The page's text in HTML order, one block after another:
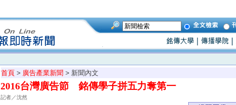
首頁 > 廣告產業新聞 > 新聞內文
2016台灣廣告節 銘傳學子拼五力奪第一
記者／沈然